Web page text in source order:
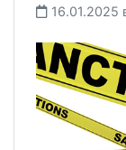
16.01.2025